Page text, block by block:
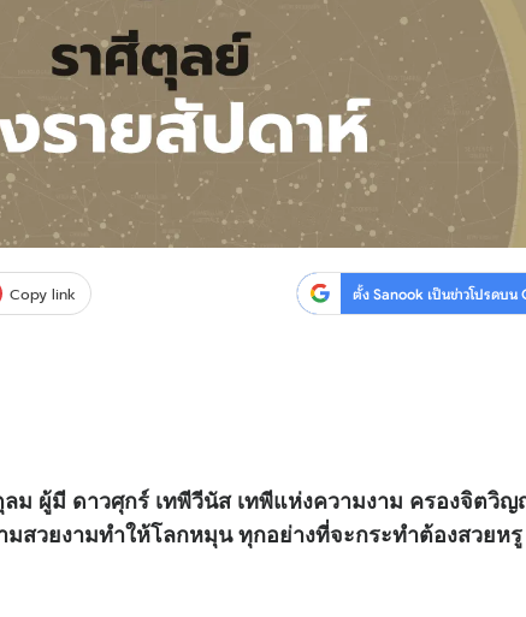
ไทย) จำกัด
Copy link ตั้ง Sanook เป็นข่าวโปรดบน
ม ผู้มี ดาวศุกร์ เทพีวีนัส เทพีแห่งความงาม ครองจิตวิ
สวยงามทำให้โลกหมุน ทุกอย่างที่จะกระทำต้องสวยห